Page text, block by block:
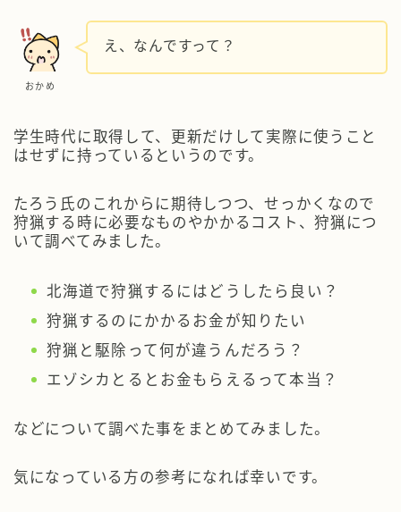
おかめ
え、なんですって？
学生時代に取得して、更新だけして実際に使うこと
はせずに持っているというのです。
たろう氏のこれからに期待しつつ、せっかくなので
狩猟する時に必要なものやかかるコスト、狩猟につ
いて調べてみました。
北海道で狩猟するにはどうしたら良い？
狩猟するのにかかるお金が知りたい
狩猟と駆除って何が違うんだろう？
エゾシカとるとお金もらえるって本当？
などについて調べた事をまとめてみました。
気になっている方の参考になれば幸いです。